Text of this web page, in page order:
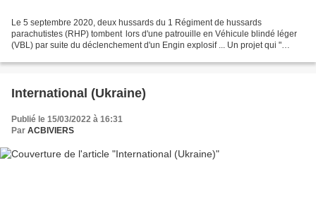
Le 5 septembre 2020, deux hussards du 1 Régiment de hussards
parachutistes (RHP) tombent lors d'une patrouille en Véhicule blindé léger
(VBL) par suite du déclenchement d'un Engin explosif ... Un projet qui "
International (Ukraine)
Publié le 15/03/2022 à 16:31
Par ACBIVIERS